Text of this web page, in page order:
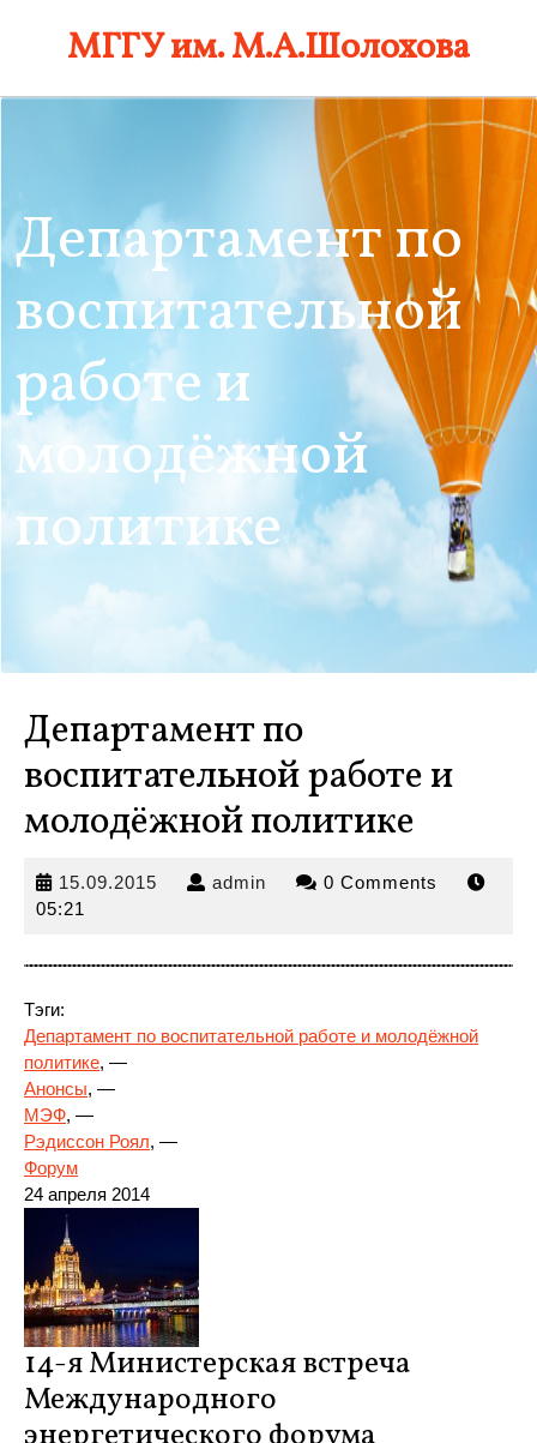
МГГУ им. М.А.Шолохова
Департамент по
воспитательной
работе и
молодёжной
политике
Департамент по
воспитательной работе и
молодёжной политике
15.09.2015 15.09.2015
admin admin 0 Comments
05:21
Тэги:
Департамент по воспитательной работе и молодёжной
политике, —
Анонсы, —
МЭФ, —
Рэдиссон Роял, —
Форум
24 апреля 2014
14-я Министерская встреча
Международного